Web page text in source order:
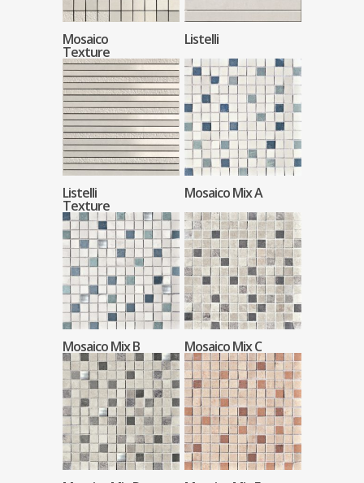
Mosaico
Texture
Listelli
Listelli
Texture
Mosaico Mix A
Mosaico Mix B Mosaico Mix C